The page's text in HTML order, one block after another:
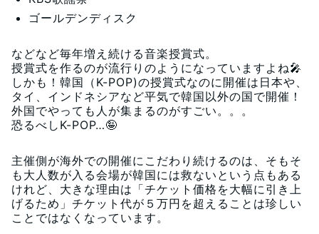
ゴールデンディスク
などなど毎年増え続ける音楽授賞式。
授賞式を作るのが流行りのようになっていますよね🎤
しかも！韓国（K-POP)の授賞式なのに開催は日本や、
タイ、インドネシアなど平気で韓国以外の国で開催！
外国でやっても人が集まるのがすごい。。。
恐るべしK-POP…🤪
主催側が海外での開催にこだわり続けるのは、そもそ
も大人数が入る会場が韓国には救ないという点もある
けれど、大きな理由は「チケット価格を大幅に引き上
げるため」チケット代が５万円を超えることは珍しい
ことではなくなっています。